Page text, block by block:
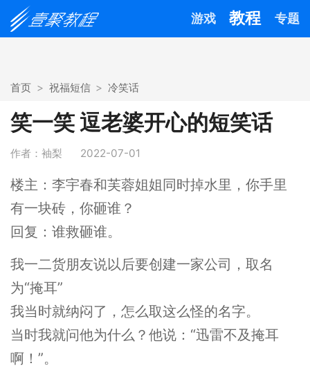
游戏 教程 专题
首页 祝福短信 冷笑话
笑一笑 逗老婆开心的短笑话
作者：袖梨 2022-07-01
楼主：李宇春和芙蓉姐姐同时掉水里，你手里
有一块砖，你砸谁？
回复：谁救砸谁。
我一二货朋友说以后要创建一家公司，取名
为“掩耳”
我当时就纳闷了，怎么取这么怪的名字。
当时我就问他为什么？他说：“迅雷不及掩耳
啊！”。